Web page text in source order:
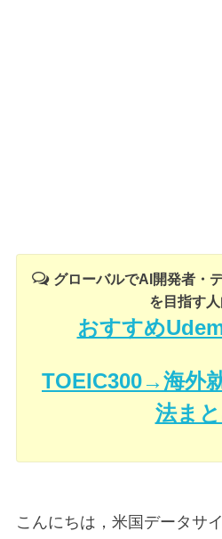
グローバルでAI開発者・
を目指す
おすすめ
TOEIC300→海外
法ま
こんにちは，米国データサ